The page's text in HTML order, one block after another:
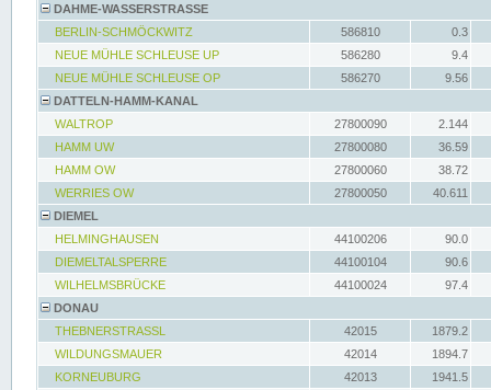
DAHME-WASSERSTRASSE
BERLIN-SCHMÖCKWITZ
586810
0.3
NEUE MÜHLE SCHLEUSE UP
586280
9.4
NEUE MÜHLE SCHLEUSE OP
586270
9.56
DATTELN-HAMM-KANAL
WALTROP
27800090
2.144
HAMM UW
27800080
36.59
HAMM OW
27800060
38.72
WERRIES OW
27800050
40.611
DIEMEL
HELMINGHAUSEN
44100206
90.0
DIEMELTALSPERRE
44100104
90.6
WILHELMSBRÜCKE
44100024
97.4
DONAU
THEBNERSTRASSL
42015
1879.2
WILDUNGSMAUER
42014
1894.7
KORNEUBURG
42013
1941.5